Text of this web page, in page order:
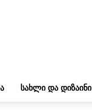
ᲡᲐᲮᲚᲘ ᲓᲐ ᲓᲘᲖᲐᲘᲜᲘ